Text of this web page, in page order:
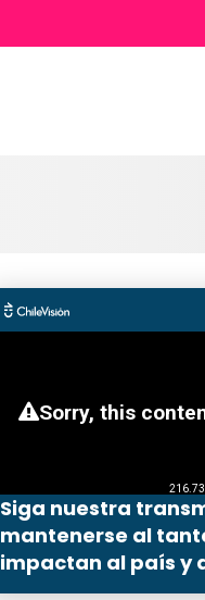
Siga nuestra
mantenerse al
impactan al país y